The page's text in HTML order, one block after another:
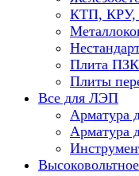
КТП,
Плита ПЗК
Плиты
Все для ЛЭП
Арматура
Арматура